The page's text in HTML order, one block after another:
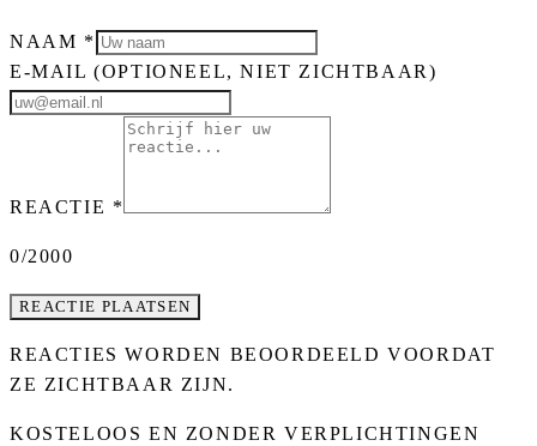
NAAM *
E-MAIL(OPTIONEEL, NIET ZICHTBAAR)
REACTIE *
0/2000
REACTIE PLAATSEN
REACTIES WORDEN BEOORDEELD VOORDAT
ZE ZICHTBAAR ZIJN.
KOSTELOOS EN ZONDER VERPLICHTINGEN